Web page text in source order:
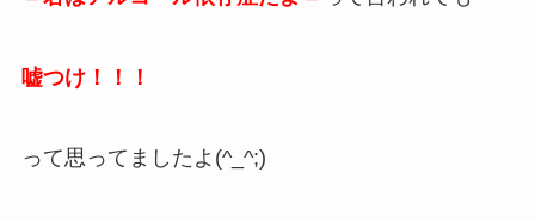
嘘つけ！！！
って思ってましたよ(^_^;)